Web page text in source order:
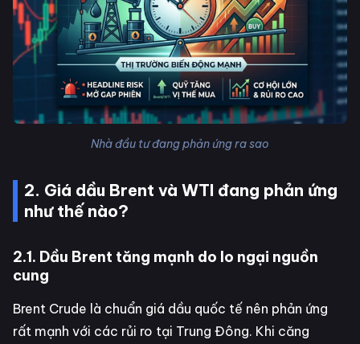
Nhà đầu tư đang phản ứng ra sao
2. Giá dầu Brent và WTI đang phản ứng
như thế nào?
2.1. Dầu Brent tăng mạnh do lo ngại nguồn
cung
Brent Crude là chuẩn giá dầu quốc tế nên phản ứng
rất mạnh với các rủi ro tại Trung Đông. Khi căng